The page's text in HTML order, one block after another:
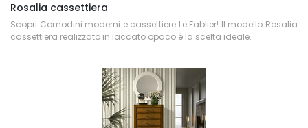
Rosalia cassettiera
Scopri Comodini moderni e cassettiere Le Fablier! Il modello Rosalia
cassettiera realizzato in laccato opaco è la scelta ideale.